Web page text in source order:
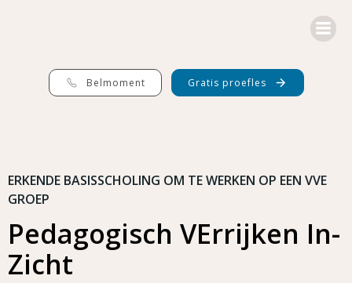
a
d
u
Belmoment Gratis proefles
ERKENDE BASISSCHOLING OM TE WERKEN OP EEN VVE
GROEP
Pedagogisch VErrijken In-
Zicht